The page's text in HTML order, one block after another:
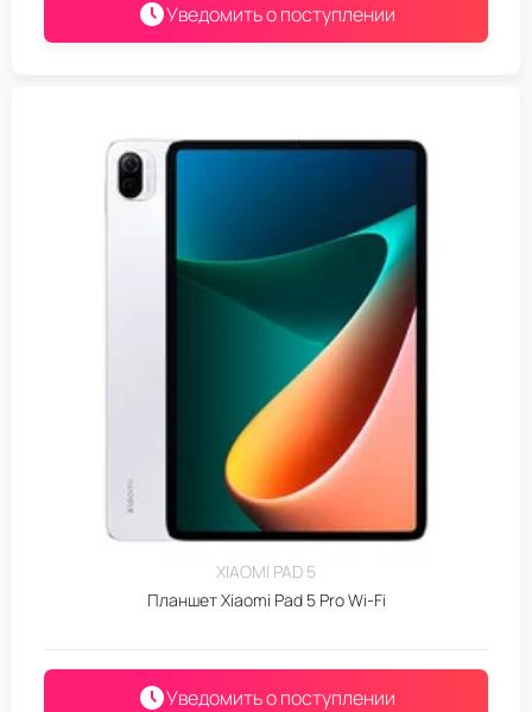
Уведомить о поступлении
XIAOMI PAD 5
Планшет Xiaomi Pad 5 Pro Wi-Fi
Уведомить о поступлении